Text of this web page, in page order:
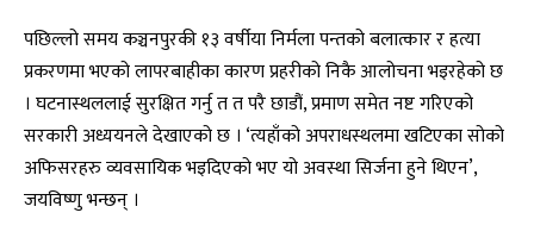
पछिल्लो समय कञ्चनपुरकी १३ वर्षीया निर्मला पन्तको बलात्कार र हत्या
प्रकरणमा भएको लापरबाहीका कारण प्रहरीको निकै आलोचना भइरहेको छ
। घटनास्थललाई सुरक्षित गर्नु त त परै छाडौं, प्रमाण समेत नष्ट गरिएको
सरकारी अध्ययनले देखाएको छ । ‘त्यहाँको अपराधस्थलमा खटिएका सोको
अफिसरहरु व्यवसायिक भइदिएको भए यो अवस्था सिर्जना हुने थिएन’,
जयविष्णु भन्छन् ।